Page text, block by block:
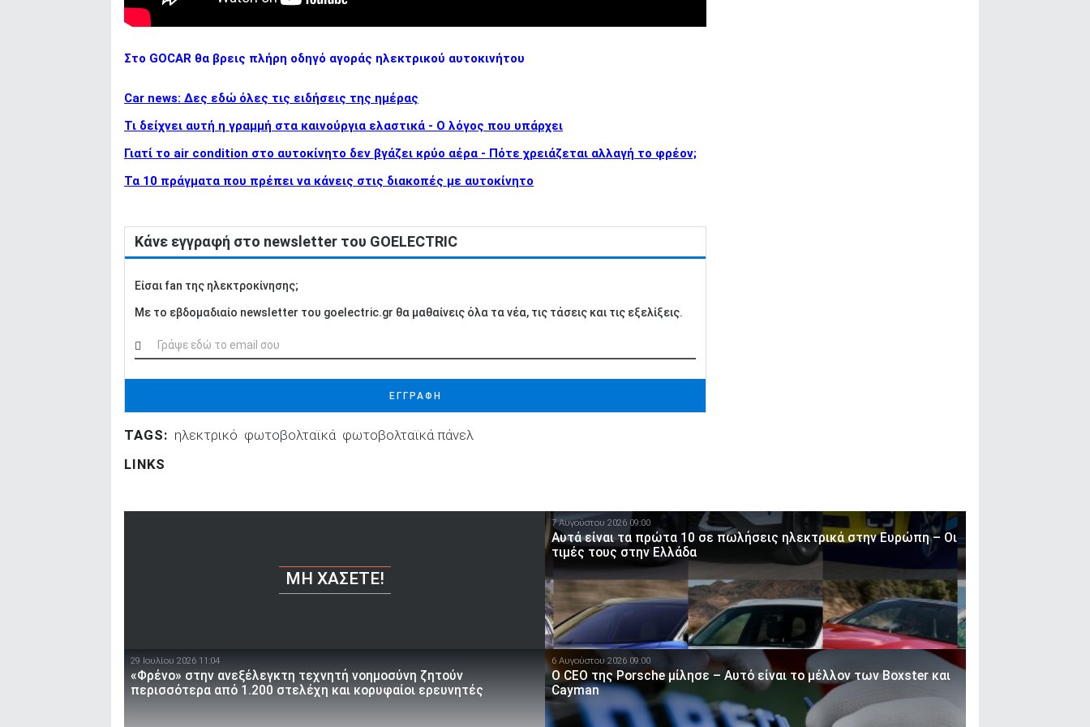
Στο GOCAR θα βρεις πλήρη οδηγό αγοράς ηλεκτρικού αυτοκινήτου
Car news: Δες εδώ όλες τις ειδήσεις της ημέρας
Τι δείχνει αυτή η γραμμή στα καινούργια ελαστικά - Ο λόγος που υπάρχει
Γιατί το air condition στο αυτοκίνητο δεν βγάζει κρύο αέρα - Πότε χρειάζεται αλλαγή το φρέον;
Τα 10 πράγματα που πρέπει να κάνεις στις διακοπές με αυτοκίνητο
Κάνε εγγραφή στο newsletter του GOELECTRIC
Είσαι fan της ηλεκτροκίνησης;
Με το εβδομαδιαίο newsletter του goelectric.gr θα μαθαίνεις όλα τα νέα, τις τάσεις και τις εξελίξεις.
ΕΓΓΡΑΦΗ
TAGS: ηλεκτρικό φωτοβολταϊκά φωτοβολταϊκά πάνελ
LINKS
ΜΗ ΧΆΣΕΤΕ!
7 Αυγούστου 2026 09:00
Αυτά είναι τα πρώτα 10 σε πωλήσεις ηλεκτρικά στην Ευρώπη – Οι
τιμές τους στην Ελλάδα
29 Ιουλίου 2026 11:04
«Φρένο» στην ανεξέλεγκτη τεχνητή νοημοσύνη ζητούν
περισσότερα από 1.200 στελέχη και κορυφαίοι ερευνητές
6 Αυγούστου 2026 09:00
Ο CEO της Porsche μίλησε – Αυτό είναι το μέλλον των Boxster και
Cayman